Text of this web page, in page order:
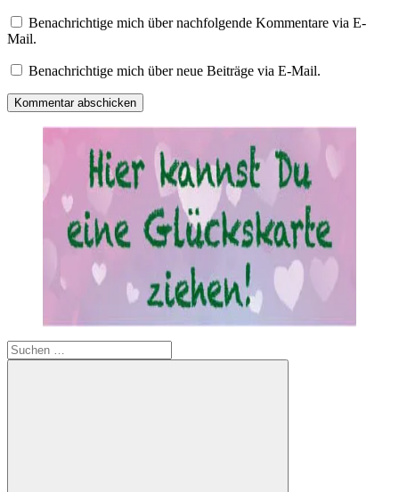
Benachrichtige mich über nachfolgende Kommentare via E-
Mail.
Benachrichtige mich über neue Beiträge via E-Mail.
Suchen
nach: